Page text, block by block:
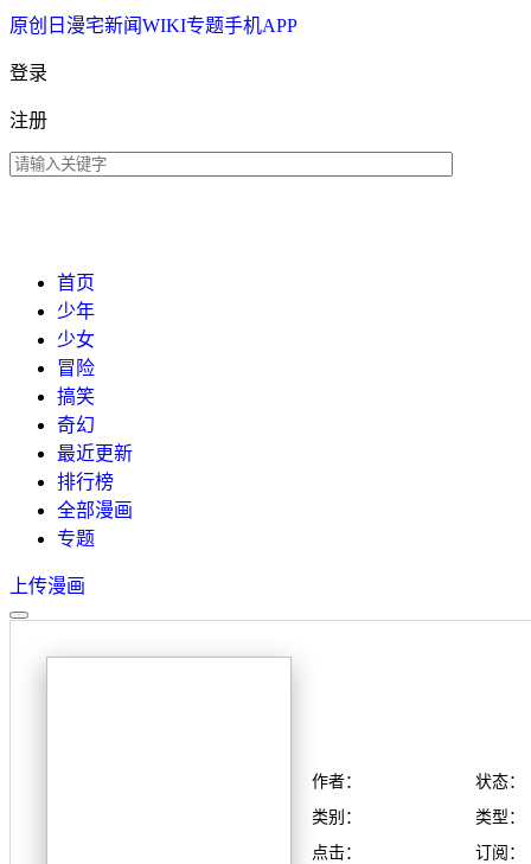
原创 日漫宅新闻WIKI专题手机APP
登录
注册
首页
少年
少女
冒险
搞笑
奇幻
最近更新
排行榜
全部漫画
专题
上传漫画
作者：
状态：
类别：
类型：
点击：
订阅：